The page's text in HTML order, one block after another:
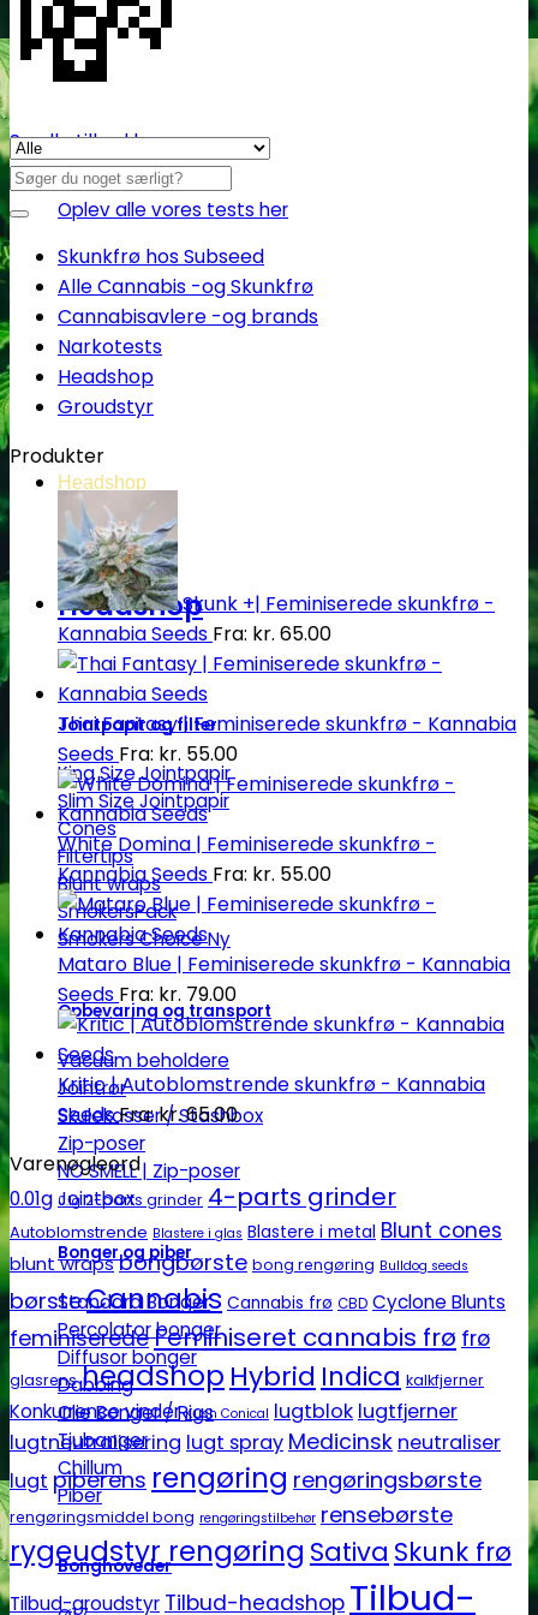
Oplev alle vores tests her
Headshop
Headshop
Jointpapir og filter
King Size Jointpapir
Slim Size Jointpapir
Cones
Filtertips
Blunt wraps
SmokersPack
Smokers Choice
Opbevaring og transport
Vacuum beholdere
Jointrør
Skulekasser / Stashbox
Zip-poser
NO SMELL | Zip-poser
Jointbox
Bonger og piber
Standard Bonger
Percolator bonger
Diffusor bonger
Dabbing
Olie Bonger / Rigs
Tjubanger
Chillum
Piber
Bonghoveder
Se alle tilbud her
Søg
efter:
Skunkfrø hos Subseed
Alle Cannabis -og Skunkfrø
Cannabisavlere -og brands
Narkotests
Headshop
Groudstyr
Produkter
Skunk +| Feminiserede skunkfrø -
Kannabia Seeds Fra: kr. 65.00
Thai Fantasy | Feminiserede skunkfrø - Kannabia
Seeds Fra: kr. 55.00
White Domina | Feminiserede skunkfrø -
Kannabia Seeds Fra: kr. 55.00
Mataro Blue | Feminiserede skunkfrø - Kannabia
Seeds Fra: kr. 79.00
Kritic | Autoblomstrende skunkfrø - Kannabia
SeedsFra:kr.65.00
Varenøgleord
0.01g 0.1g 2-parts grinder 4-parts grinder
Autoblomstrende Blastere i glas Blastere i metal Blunt cones
blunt wrapsbongbørste bong rengøring Bulldog seeds
børsteCannabis Cannabis frø CBD Cyclone Blunts
feminiseredeFeminiseret cannabis frø frø
glasrens headshop Hybrid Indica kalkfjerner
Konkurrence vinder Kush Conical lugtblok lugtfjerner
lugtneutralisering lugt spray Medicinsk neutraliser
lugt piberens rengøring rengøringsbørste
rengøringsmiddel bong rengøringstilbehør rensebørste
rygeudstyr rengøring Sativa Skunk frø
Tilbud-groudstyr Tilbud-headshop Tilbud-